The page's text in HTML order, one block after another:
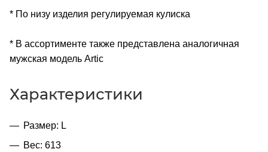
* По низу изделия регулируемая кулиска
* В ассортименте также представлена аналогичная
мужская модель Artic
Характеристики
Размер: L
Вес: 613